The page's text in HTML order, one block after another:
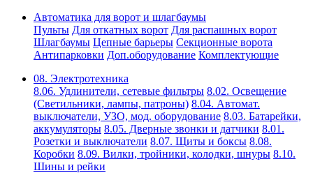
Автоматика для ворот и шлагбаумы
Пульты Для откатных ворот Для распашных ворот
Шлагбаумы Цепные барьеры Секционные ворота
Антипарковки Доп.оборудование Комплектующие
08. Электротехника
8.06. Удлинители, сетевые фильтры 8.02. Освещение
(Светильники, лампы, патроны) 8.04. Автомат.
выключатели, УЗО, мод. оборудование 8.03. Батарейки,
аккумуляторы 8.05. Дверные звонки и датчики 8.01.
Розетки и выключатели 8.07. Щиты и боксы 8.08.
Коробки 8.09. Вилки, тройники, колодки, шнуры 8.10.
Шины и рейки